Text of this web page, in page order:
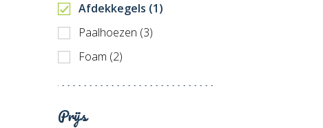
Afdekkegels (1)
Paalhoezen (3)
Foam (2)
Prijs